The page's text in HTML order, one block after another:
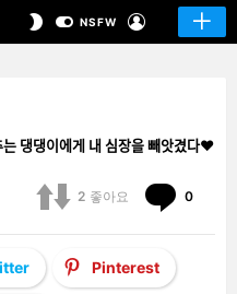
SWITCHNSFW
댕댕이에게 내 심장을 빼앗겼다♥
2 좋아요 0
Pinterest